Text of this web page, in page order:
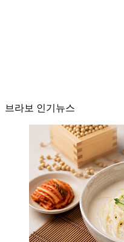
브라보 인기뉴스